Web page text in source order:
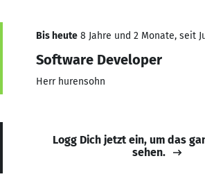
Bis heute 8 Jahre und 2 Monate, seit
Software Developer
Herr hurensohn
Logg Dich jetzt ein, um das
sehen.